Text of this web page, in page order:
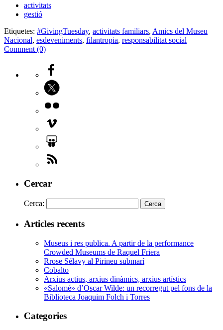
activitats
gestió
Etiquetes: #GivingTuesday, activitats familiars, Amics del Museu
Nacional, esdeveniments, filantropia, responsabilitat social
Comment (0)
Cercar
Cerca:
Articles recents
Museus i res publica. A partir de la performance
Crowded Museums de Raquel Friera
Rrose Sélavy al Pirineu submarí
Cobalto
Arxius actius, arxius dinàmics, arxius artístics
«Salomé» d’Oscar Wilde: un recorregut pel fons de la
Biblioteca Joaquim Folch i Torres
Categories